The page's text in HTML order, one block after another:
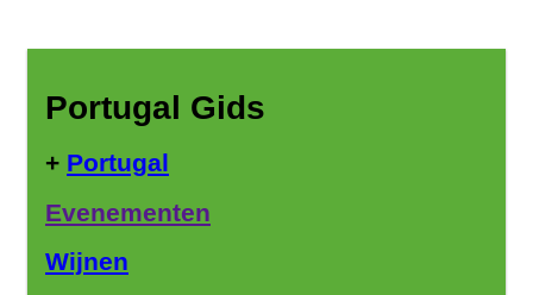
Portugal Gids
+ Portugal
Evenementen
Wijnen